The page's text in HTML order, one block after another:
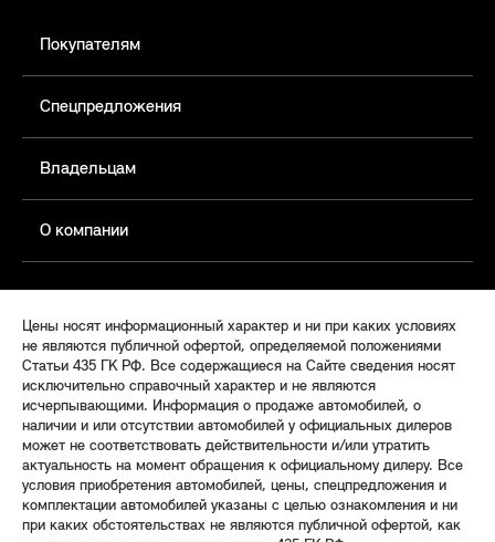
Покупателям
Спецпредложения
Владельцам
О компании
Цены носят информационный характер и ни при каких условиях
не являются публичной офертой, определяемой положениями
Статьи 435 ГК РФ. Все содержащиеся на Сайте сведения носят
исключительно справочный характер и не являются
исчерпывающими. Информация о продаже автомобилей, о
наличии и или отсутствии автомобилей у официальных дилеров
может не соответствовать действительности и/или утратить
актуальность на момент обращения к официальному дилеру. Все
условия приобретения автомобилей, цены, спецпредложения и
комплектации автомобилей указаны с целью ознакомления и ни
при каких обстоятельствах не являются публичной офертой, как